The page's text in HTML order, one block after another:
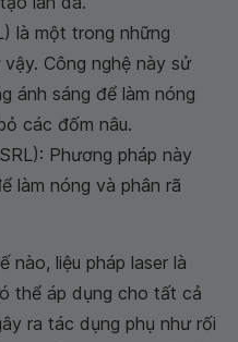
là một trong những
Công nghệ này sử
ánh sáng để làm nóng
các đốm nâu.
Phương pháp này
làm nóng và phân rã
nào, liệu pháp laser là
thể áp dụng cho tất cả
ra tác dụng phụ như rối